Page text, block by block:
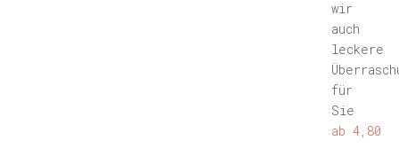
wir
auch
leckere
für
Sie
ab 4,80